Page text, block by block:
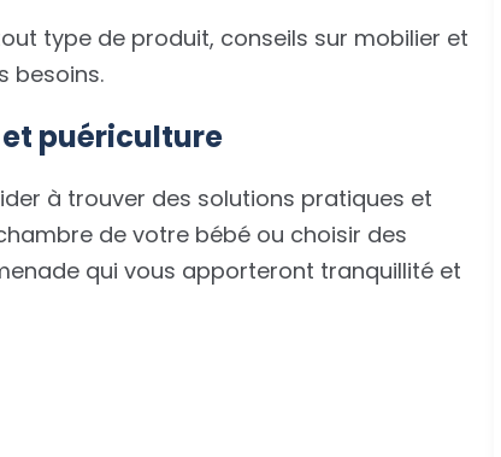
type de produit, conseils sur mobilier et
besoins.
et puériculture
à trouver des solutions pratiques et
de votre bébé ou choisir des
qui vous apporteront tranquillité et